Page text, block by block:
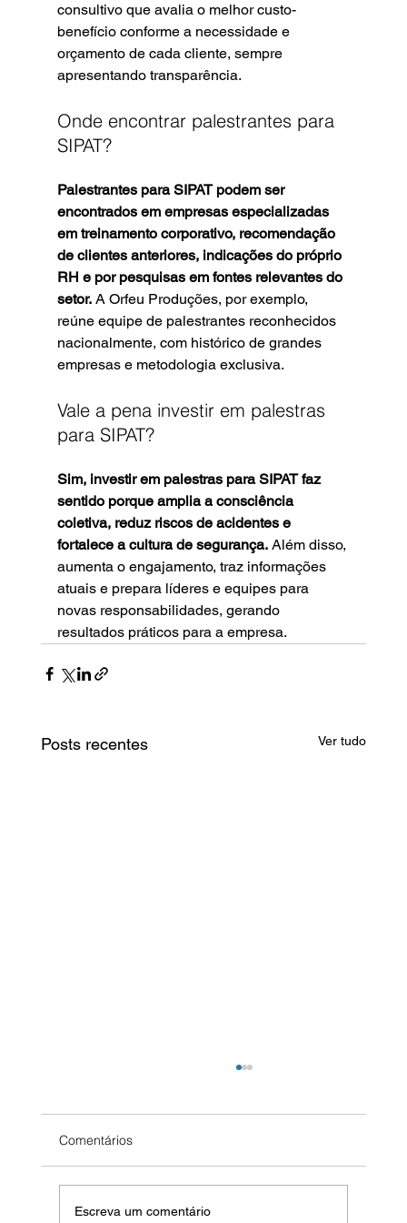
consultivo que avalia o melhor custo-
benefício conforme a necessidade e
orçamento de cada cliente, sempre
apresentando transparência.
Onde encontrar palestrantes para
SIPAT?
Palestrantes para SIPAT podem ser
encontrados em empresas especializadas
em treinamento corporativo, recomendação
de clientes anteriores, indicações do próprio
RH e por pesquisas em fontes relevantes do
setor. A Orfeu Produções, por exemplo,
reúne equipe de palestrantes reconhecidos
nacionalmente, com histórico de grandes
empresas e metodologia exclusiva.
Vale a pena investir em palestras
para SIPAT?
Sim, investir em palestras para SIPAT faz
sentido porque amplia a consciência
coletiva, reduz riscos de acidentes e
fortalece a cultura de segurança. Além disso,
aumenta o engajamento, traz informações
atuais e prepara líderes e equipes para
novas responsabilidades, gerando
resultados práticos para a empresa.
Posts recentes Ver tudo
Comentários
Escreva um comentário